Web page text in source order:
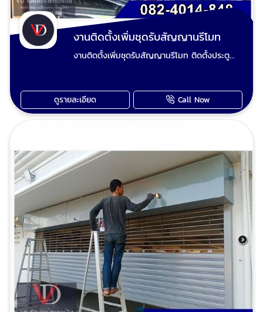
งานติดตั้งเพิ่มชุดรับสัญญานรีโมท
งานติดตั้งเพิ่มชุดรับสัญญานรีโมท ติดตั้งประตู
ใช้ วีดี ชัตเตอร์ งานยากงานไกล งานใหญ่งานเล็ก
ทีมงานช่างวี เต็มใจให้บริการเก็บงานเรียบร้อย ไม่
มั่วไม่ชุ่ย ไม่ฟันไม่แพง รับประกันคุณภาพทุกผลงาน
ทุกระบบและรับปรับปรุงประตูเหล็กม้วนเดิมทำสีใหม่
ตามชอบ รับรื้อประตูม้วนเก่าผุงพังเสียหาย และ
เปลี่ยนเป็นประตูม้วนใหม่ ขายอะไหล่ประตูม้วน ขาย
รีโมทประตูม้วน อะไหล่ประตูม้วน ทุกชนิด นัดช่าง
ประตูม้วนวัดหน้างาน ตีราคา โทร
:0824014848 ช่างวี Line :0824014848 เพจ
ร้านวีดี ชัตเตอร์ประตูม้วน
ดูรายละเอียด Call Now